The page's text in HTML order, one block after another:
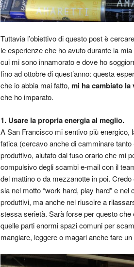
Tuttavia l’obiettivo di questo post è
le esperienze che ho avuto durante la
cui mi sono innamorato e dove ho
fino ad ottobre di quest’anno: questa
che io abbia mai fatto, mi ha cambiato la
che ho imparato.
1. Usare la propria energia al meglio.
A San Francisco mi sentivo più energico,
fatica (cercavo anche di camminare
produttivo, aiutato dal fuso orario che mi
compulsivo degli scambi e-mail con il
del mattino o da mezzanotte in poi.
sia nel motto “work hard, play hard” e
produttivi, ma anche nel riuscire a
stessa serietà. Sarà forse per questo
quelle parti enormi spazi comuni per
mangiare, leggere o magari anche fare un